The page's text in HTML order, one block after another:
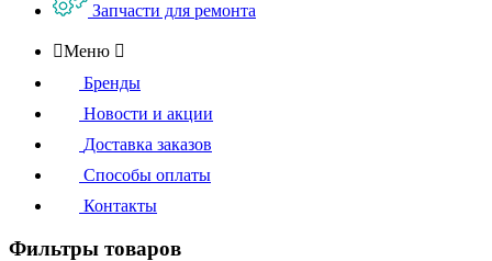
Запчасти для ремонта
Меню 
Бренды
Новости и акции
Доставка заказов
Способы оплаты
Контакты
Фильтры товаров